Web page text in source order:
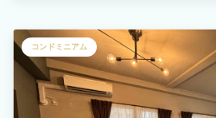
コンドミニアム